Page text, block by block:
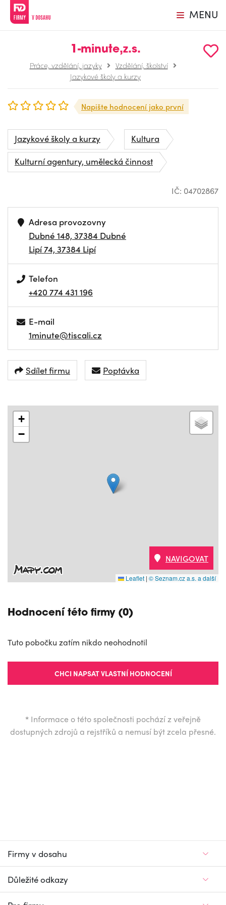
MENU
1-minute,z.s.
Práce, vzdělání, jazyky
Vzdělání, školství
Jazykové školy a kurzy
Napište hodnocení jako první
Jazykové školy a kurzy
Kultura
Kulturní agentury, umělecká činnost
IČ: 04702867
Adresa provozovny
Dubné 148, 37384 Dubné
Lipí 74, 37384 Lipí
Telefon
+420 774 431 196
E-mail
1minute@tiscali.cz
Sdílet firmu Poptávka
+
−
Leaflet | © Seznam.cz a.s. a další
NAVIGOVAT
Hodnocení této firmy (0)
Tuto pobočku zatím nikdo neohodnotil
CHCI NAPSAT VLASTNÍ HODNOCENÍ
* Informace o této společnosti pochází z veřejně
dostupných zdrojů a rejstříků a nemusí být zcela přesné.
Firmy v dosahu
Důležité odkazy